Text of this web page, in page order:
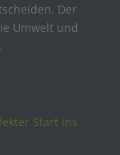
Der
Umwelt und
Start ins